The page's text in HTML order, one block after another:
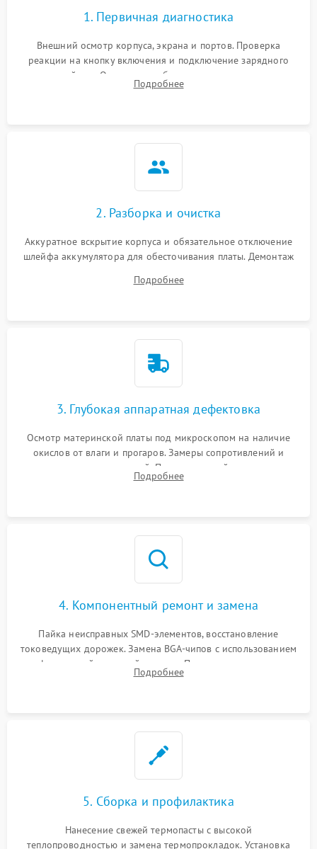
1. Первичная диагностика
Внешний осмотр корпуса, экрана и портов. Проверка
реакции на кнопку включения и подключение зарядного
устройства. Оценка потребления тока с помощью
лабораторного блока питания для локализации проблемы.
Подробнее
2. Разборка и очистка
Аккуратное вскрытие корпуса и обязательное отключение
шлейфа аккумулятора для обесточивания платы. Демонтаж
высохшей термопасты с кристаллов чипов.
Подробнее
3. Глубокая аппаратная дефектовка
Осмотр материнской платы под микроскопом на наличие
окислов от влаги и прогаров. Замеры сопротивлений и
дежурных напряжений. Проверка цепей питания,
мультиконтроллера, процессора и видеочипа.
Подробнее
4. Компонентный ремонт и замена
Пайка неисправных SMD-элементов, восстановление
токоведущих дорожек. Замена BGA-чипов с использованием
инфракрасной паяльной станции. Прошивка микросхемы
BIOS или замена поврежденных портов USB
Подробнее
5. Сборка и профилактика
Нанесение свежей термопасты с высокой
теплопроводностью и замена термопрокладок. Установка